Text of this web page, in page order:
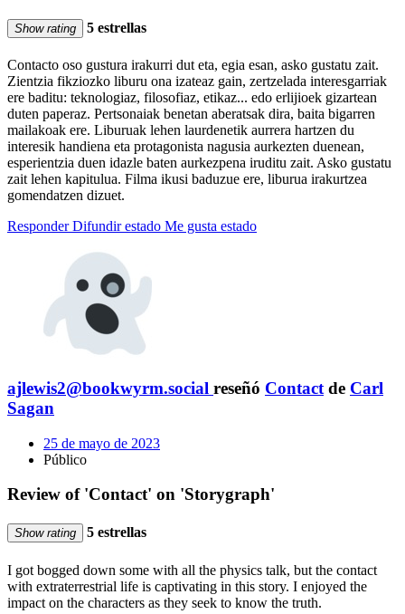
Show rating 5 estrellas
Contacto oso gustura irakurri dut eta, egia esan, asko gustatu zait.
Zientzia fikziozko liburu ona izateaz gain, zertzelada interesgarriak
ere baditu: teknologiaz, filosofiaz, etikaz... edo erlijioek gizartean
duten paperaz. Pertsonaiak benetan aberatsak dira, baita bigarren
mailakoak ere. Liburuak lehen laurdenetik aurrera hartzen du
interesik handiena eta protagonista nagusia aurkezten duenean,
esperientzia duen idazle baten aurkezpena iruditu zait. Asko gustatu
zait lehen kapitulua. Filma ikusi baduzue ere, liburua irakurtzea
gomendatzen dizuet.
Responder Difundir estado Me gusta estado
ajlewis2@bookwyrm.social reseñó Contact de Carl
Sagan
25 de mayo de 2023
Público
Review of 'Contact' on 'Storygraph'
Show rating 5 estrellas
I got bogged down some with all the physics talk, but the contact
with extraterrestrial life is captivating in this story. I enjoyed the
impact on the characters as they seek to know the truth.